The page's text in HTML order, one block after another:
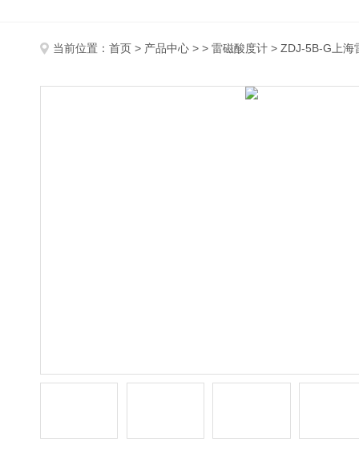
当前位置： 首页 > 产品中心 > > 雷磁酸度计 > ZDJ-5B-G上海